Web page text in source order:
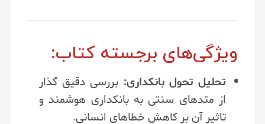
ویژگی‌های برجسته کتاب:
تحلیل تحول بانکداری: بررسی دقیق گذار
از متدهای سنتی به بانکداری هوشمند و
تاثیر آن بر کاهش خطاهای انسانی.